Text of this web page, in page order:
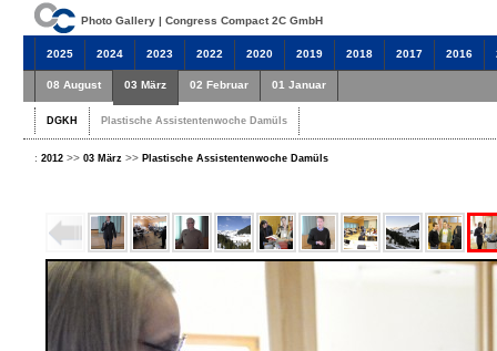
Photo Gallery | Congress Compact 2C GmbH
2025 2024 2023 2022 2020 2019 2018 2017 2016
08 August 03 März 02 Februar 01 Januar
DGKH Plastische Assistentenwoche Damüls
: 2012 >> 03 März >> Plastische Assistentenwoche Damüls